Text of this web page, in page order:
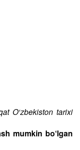
O‘zbekiston tarixi
mumkin bo‘lgan